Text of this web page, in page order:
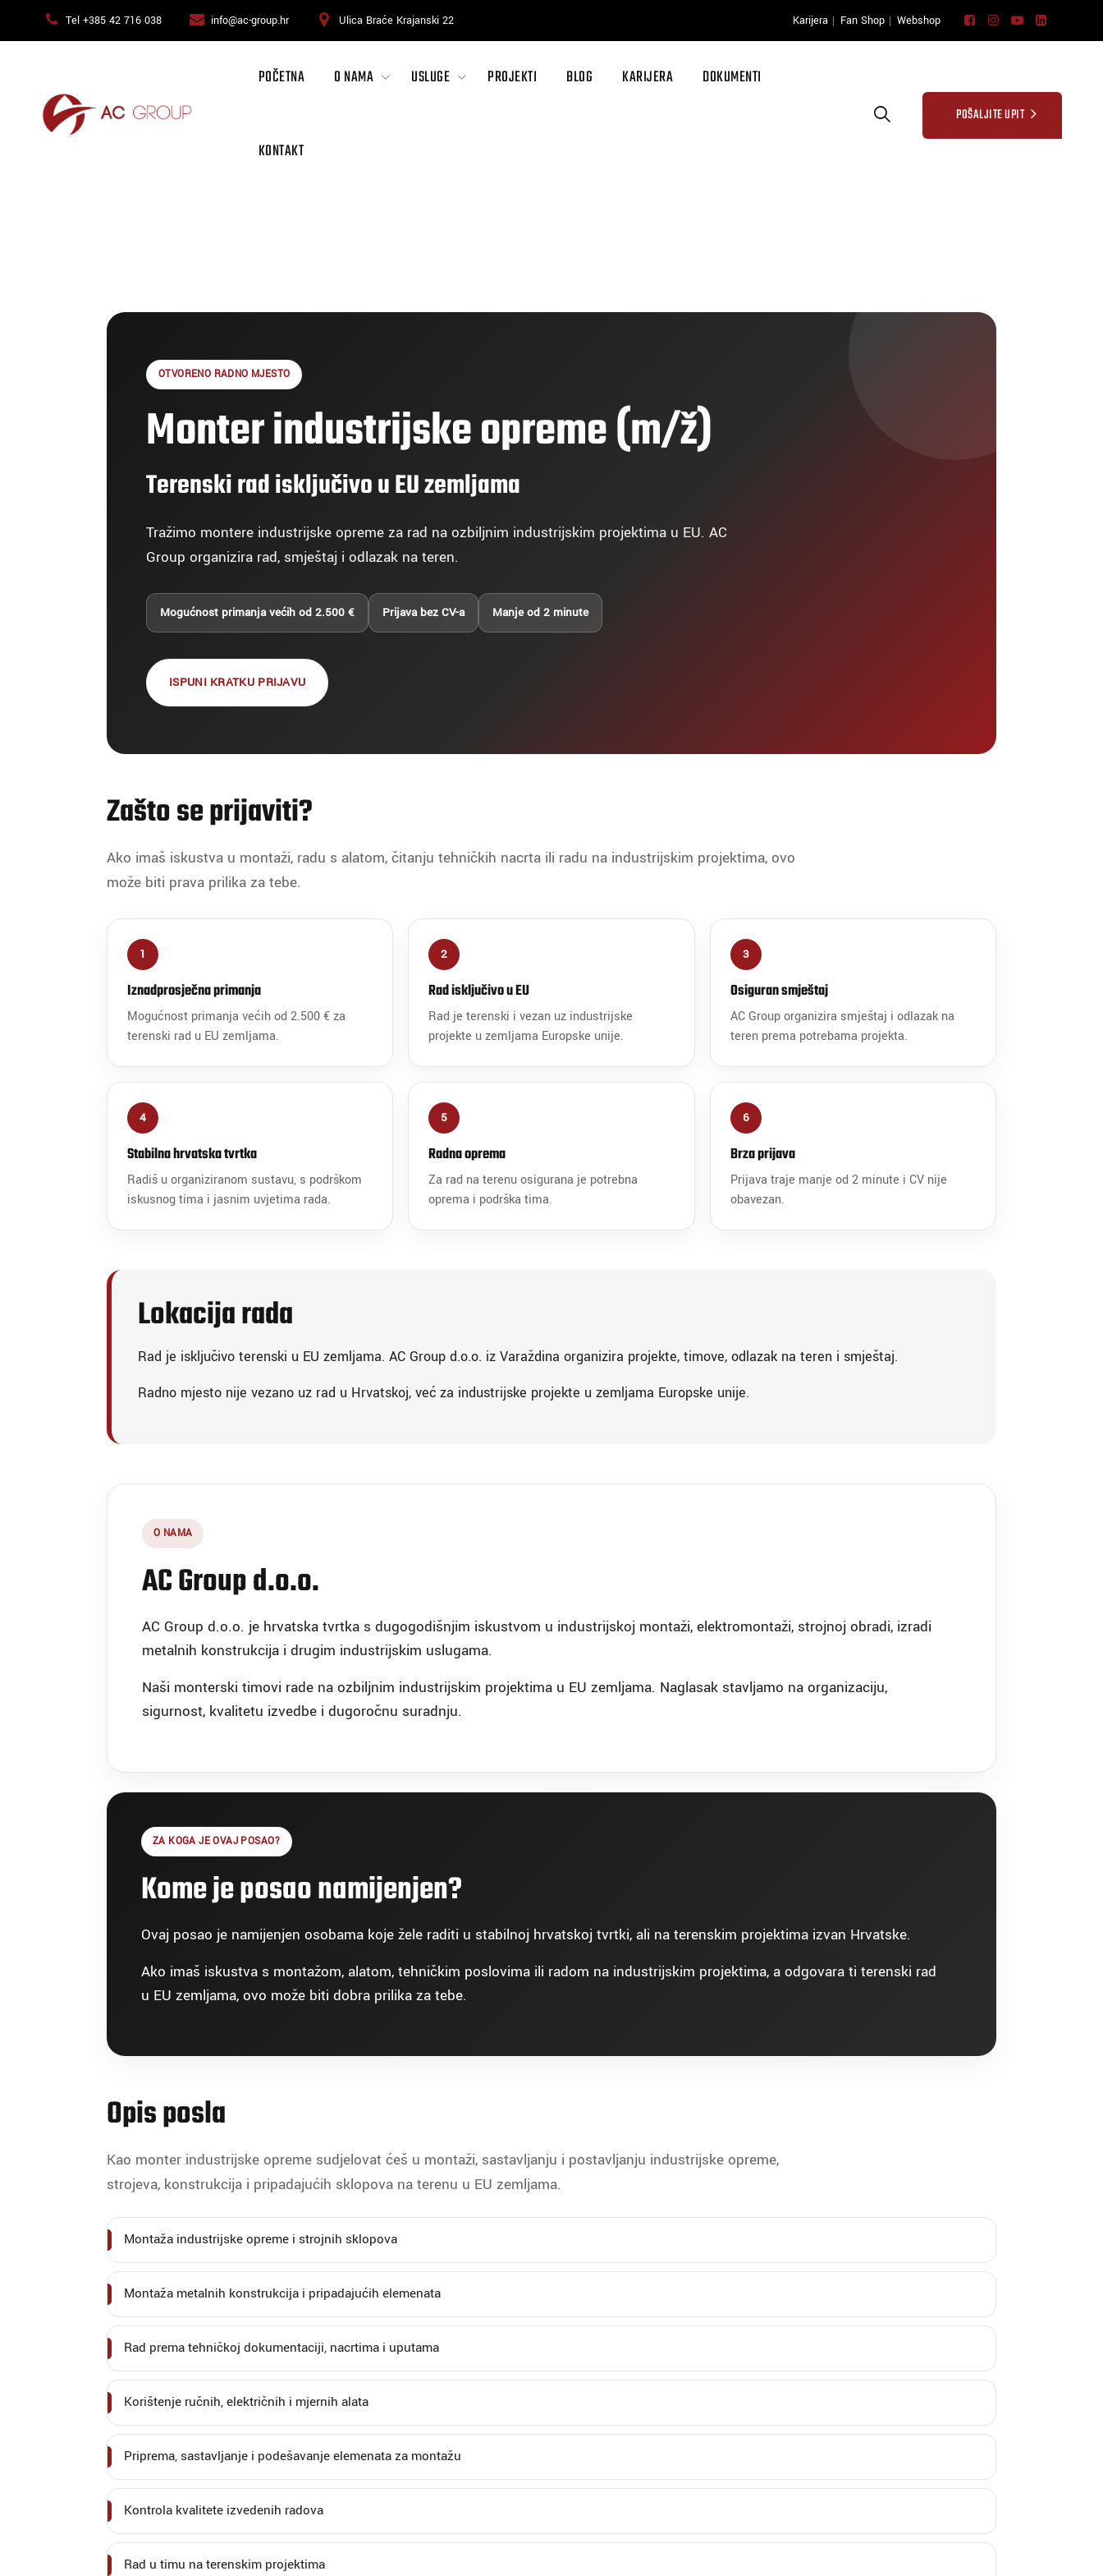
Tel +385 42 716 038 info@ac-group.hr Ulica Braće Krajanski 22 Karijera Fan Shop Webshop
POČETNA O NAMA USLUGE PROJEKTI BLOG KARIJERA DOKUMENTI
KONTAKT
POŠALJITE UPIT
OTVORENO RADNO MJESTO
Monter industrijske opreme (m/ž)
Terenski rad isključivo u EU zemljama
Tražimo montere industrijske opreme za rad na ozbiljnim industrijskim projektima u EU. AC
Group organizira rad, smještaj i odlazak na teren.
Mogućnost primanja većih od 2.500 € Prijava bez CV-a Manje od 2 minute
ISPUNI KRATKU PRIJAVU
Zašto se prijaviti?
Ako imaš iskustva u montaži, radu s alatom, čitanju tehničkih nacrta ili radu na industrijskim projektima, ovo
može biti prava prilika za tebe.
1
Iznadprosječna primanja
Mogućnost primanja većih od 2.500 € za
terenski rad u EU zemljama.
2
Rad isključivo u EU
Rad je terenski i vezan uz industrijske
projekte u zemljama Europske unije.
3
Osiguran smještaj
AC Group organizira smještaj i odlazak na
teren prema potrebama projekta.
4
Stabilna hrvatska tvrtka
Radiš u organiziranom sustavu, s podrškom
iskusnog tima i jasnim uvjetima rada.
5
Radna oprema
Za rad na terenu osigurana je potrebna
oprema i podrška tima.
6
Brza prijava
Prijava traje manje od 2 minute i CV nije
obavezan.
Lokacija rada
Rad je isključivo terenski u EU zemljama. AC Group d.o.o. iz Varaždina organizira projekte, timove, odlazak na teren i smještaj.
Radno mjesto nije vezano uz rad u Hrvatskoj, već za industrijske projekte u zemljama Europske unije.
O NAMA
AC Group d.o.o.
AC Group d.o.o. je hrvatska tvrtka s dugogodišnjim iskustvom u industrijskoj montaži, elektromontaži, strojnoj obradi, izradi
metalnih konstrukcija i drugim industrijskim uslugama.
Naši monterski timovi rade na ozbiljnim industrijskim projektima u EU zemljama. Naglasak stavljamo na organizaciju,
sigurnost, kvalitetu izvedbe i dugoročnu suradnju.
ZA KOGA JE OVAJ POSAO?
Kome je posao namijenjen?
Ovaj posao je namijenjen osobama koje žele raditi u stabilnoj hrvatskoj tvrtki, ali na terenskim projektima izvan Hrvatske.
Ako imaš iskustva s montažom, alatom, tehničkim poslovima ili radom na industrijskim projektima, a odgovara ti terenski rad
u EU zemljama, ovo može biti dobra prilika za tebe.
Opis posla
Kao monter industrijske opreme sudjelovat ćeš u montaži, sastavljanju i postavljanju industrijske opreme,
strojeva, konstrukcija i pripadajućih sklopova na terenu u EU zemljama.
Montaža industrijske opreme i strojnih sklopova
Montaža metalnih konstrukcija i pripadajućih elemenata
Rad prema tehničkoj dokumentaciji, nacrtima i uputama
Korištenje ručnih, električnih i mjernih alata
Priprema, sastavljanje i podešavanje elemenata za montažu
Kontrola kvalitete izvedenih radova
Rad u timu na terenskim projektima